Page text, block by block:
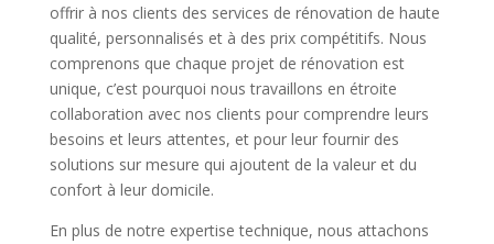
offrir à nos clients des services de rénovation de haute
qualité, personnalisés et à des prix compétitifs. Nous
comprenons que chaque projet de rénovation est
unique, c’est pourquoi nous travaillons en étroite
collaboration avec nos clients pour comprendre leurs
besoins et leurs attentes, et pour leur fournir des
solutions sur mesure qui ajoutent de la valeur et du
confort à leur domicile.
En plus de notre expertise technique, nous attachons